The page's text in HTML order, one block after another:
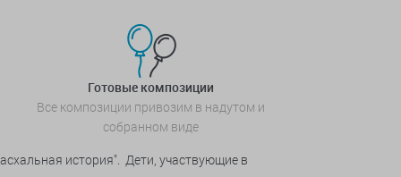
Готовые композиции
Все композиции привозим в надутом и
собранном виде
история". Дети, участвующие в